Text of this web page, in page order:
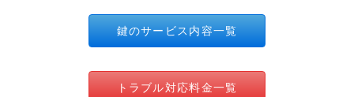
鍵のサービス内容一覧
トラブル対応料金一覧